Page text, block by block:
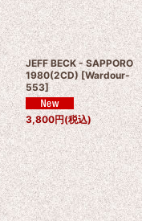
JEFF BECK - SAPPORO
1980(2CD) [Wardour-
553]
3,800円(税込)